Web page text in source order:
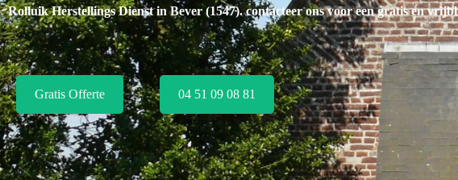
Rolluik Herstellings Dienst in Bever (1547). contacteer ons voor een gratis en
Gratis Offerte 04 51 09 08 81